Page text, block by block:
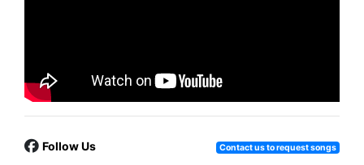
Follow Us Contact us to request songs